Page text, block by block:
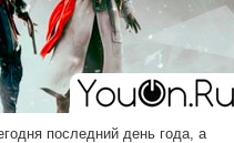
последний день года, а